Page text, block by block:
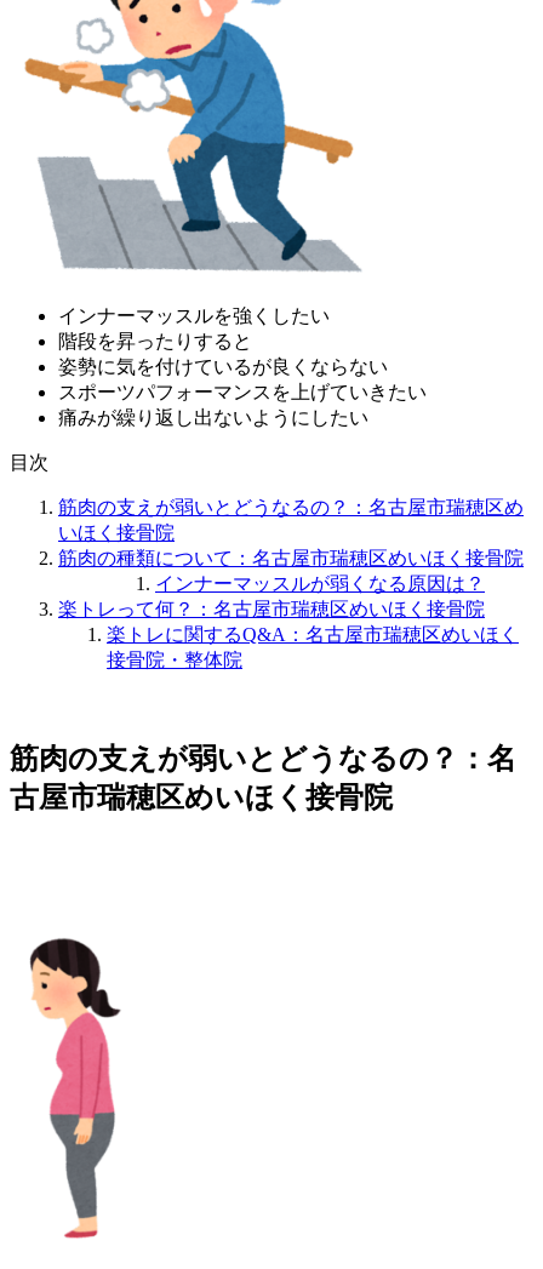
インナーマッスルを強くしたい
階段を昇ったりすると
姿勢に気を付けているが良くならない
スポーツパフォーマンスを上げていきたい
痛みが繰り返し出ないようにしたい
目次
筋肉の支えが弱いとどうなるの？：名古屋市瑞穂区め
いほく接骨院
筋肉の種類について：名古屋市瑞穂区めいほく接骨院
インナーマッスルが弱くなる原因は？
楽トレって何？：名古屋市瑞穂区めいほく接骨院
楽トレに関するQ&A：名古屋市瑞穂区めいほく
接骨院・整体院
筋肉の支えが弱いとどうなるの？：名
古屋市瑞穂区めいほく接骨院